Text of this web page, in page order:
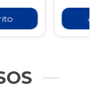
al carrito